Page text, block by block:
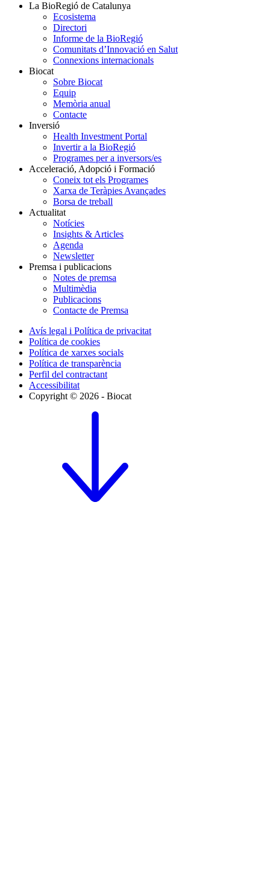
La BioRegió de Catalunya
Ecosistema
Directori
Informe de la BioRegió
Comunitats d’Innovació en Salut
Connexions internacionals
Biocat
Sobre Biocat
Equip
Memòria anual
Contacte
Inversió
Health Investment Portal
Invertir a la BioRegió
Programes per a inversors/es
Acceleració, Adopció i Formació
Coneix tot els Programes
Xarxa de Teràpies Avançades
Borsa de treball
Actualitat
Notícies
Insights & Articles
Agenda
Newsletter
Premsa i publicacions
Notes de premsa
Multimèdia
Publicacions
Contacte de Premsa
Avís legal i Política de privacitat
Política de cookies
Política de xarxes socials
Política de transparència
Perfil del contractant
Accessibilitat
Copyright © 2026 - Biocat